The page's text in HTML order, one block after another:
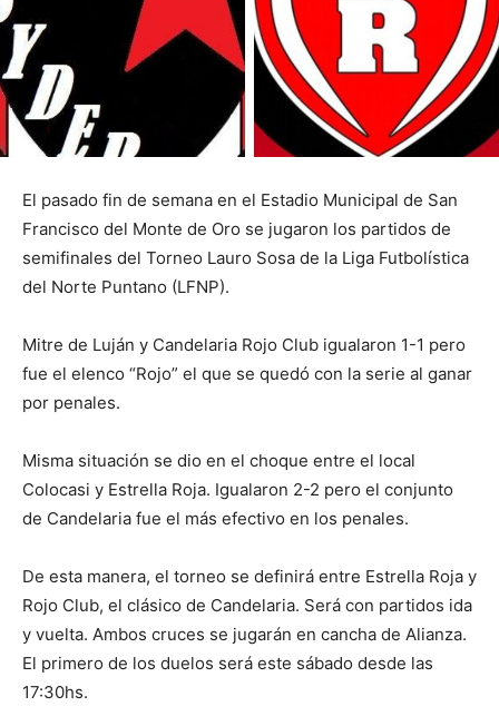
El pasado fin de semana en el Estadio Municipal de San
Francisco del Monte de Oro se jugaron los partidos de
semifinales del Torneo Lauro Sosa de la Liga Futbolística
del Norte Puntano (LFNP).
Mitre de Luján y Candelaria Rojo Club igualaron 1-1 pero
fue el elenco “Rojo” el que se quedó con la serie al ganar
por penales.
Misma situación se dio en el choque entre el local
Colocasi y Estrella Roja. Igualaron 2-2 pero el conjunto
de Candelaria fue el más efectivo en los penales.
De esta manera, el torneo se definirá entre Estrella Roja y
Rojo Club, el clásico de Candelaria. Será con partidos ida
y vuelta. Ambos cruces se jugarán en cancha de Alianza.
El primero de los duelos será este sábado desde las
17:30hs.